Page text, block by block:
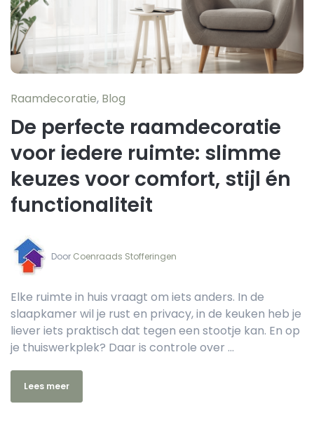
Raamdecoratie, Blog
De perfecte raamdecoratie
voor iedere ruimte: slimme
keuzes voor comfort, stijl én
functionaliteit
Coenraads Stofferingen
Elke ruimte in huis vraagt om iets anders. In de
slaapkamer wil je rust en privacy, in de keuken heb je
liever iets praktisch dat tegen een stootje kan. En op
je thuiswerkplek? Daar is controle over ...
Lees meer